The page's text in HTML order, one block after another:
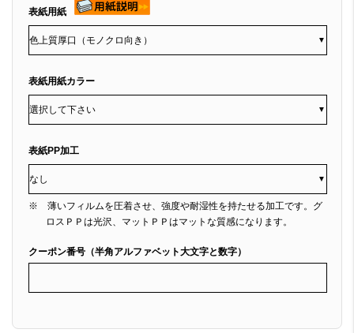
表紙用紙
▼
表紙用紙カラー
▼
表紙PP加工
▼
※ 薄いフィルムを圧着させ、強度や耐湿性を持たせる加工です。グ
ロスＰＰは光沢、マットＰＰはマットな質感になります。
クーポン番号（半角アルファベット大文字と数字）